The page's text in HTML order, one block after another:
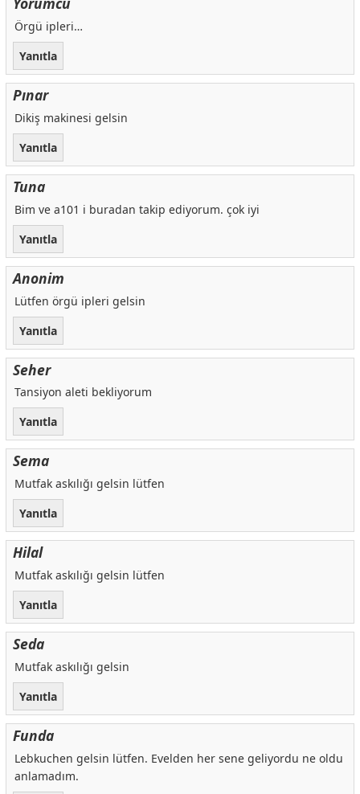
Örgü ipleri…
Yanıtla
Pınar
Dikiş makinesi gelsin
Yanıtla
Tuna
Bim ve a101 i buradan takip ediyorum. çok iyi
Yanıtla
Anonim
Lütfen örgü ipleri gelsin
Yanıtla
Seher
Tansiyon aleti bekliyorum
Yanıtla
Sema
Mutfak askılığı gelsin lütfen
Yanıtla
Hilal
Mutfak askılığı gelsin lütfen
Yanıtla
Seda
Mutfak askılığı gelsin
Yanıtla
Funda
Lebkuchen gelsin lütfen. Evelden her sene geliyordu ne oldu
anlamadım.